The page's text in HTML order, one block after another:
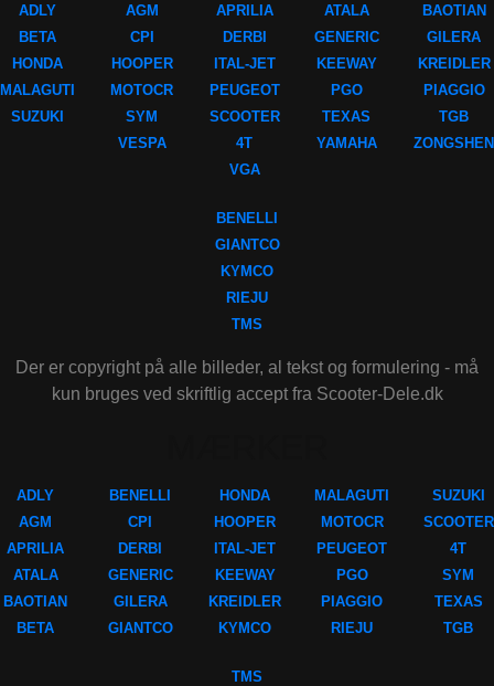
ADLY
BETA
HONDA
MALAGUTI
SUZUKI
AGM
CPI
HOOPER
MOTOCR
SYM
VESPA
APRILIA
DERBI
ITAL-JET
PEUGEOT
SCOOTER
4T
VGA
ATALA
GENERIC
KEEWAY
PGO
TEXAS
YAMAHA
BAOTIAN
GILERA
KREIDLER
PIAGGIO
TGB
ZONGSHEN
BENELLI
GIANTCO
KYMCO
RIEJU
TMS
Der er copyright på alle billeder, al tekst og formulering - må
kun bruges ved skriftlig accept fra Scooter-Dele.dk
ADLY
AGM
APRILIA
ATALA
BAOTIAN
BETA
BENELLI
CPI
DERBI
GENERIC
GILERA
GIANTCO
HONDA
HOOPER
ITAL-JET
KEEWAY
KREIDLER
KYMCO
MALAGUTI
MOTOCR
PEUGEOT
PGO
PIAGGIO
RIEJU
SUZUKI
SCOOTER
4T
SYM
TEXAS
TGB
TMS